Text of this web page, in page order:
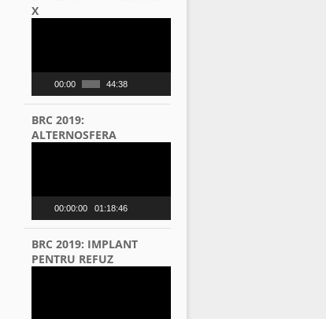
X
00:00 44:38
BRC 2019:
ALTERNOSFERA
00:00:00 01:18:46
BRC 2019: IMPLANT
PENTRU REFUZ